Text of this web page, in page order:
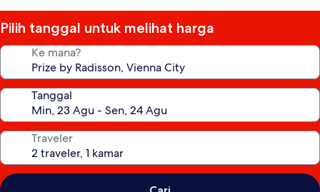
Pilih tanggal untuk melihat harga
Ke mana?
Tanggal
Traveler